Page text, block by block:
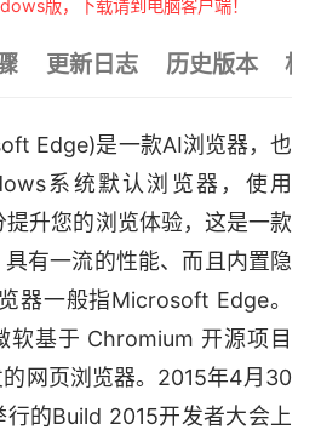
版，下载请到电脑客户端！
更新日志 历史版本 相
Edge)是一款AI浏览器，也
系统默认浏览器，使用
升您的浏览体验，这是一款
有一流的性能、而且内置隐
器一般指Microsoft Edge。
基于 Chromium 开源项目
网页浏览器。2015年4月30
行的Build 2015开发者大会上